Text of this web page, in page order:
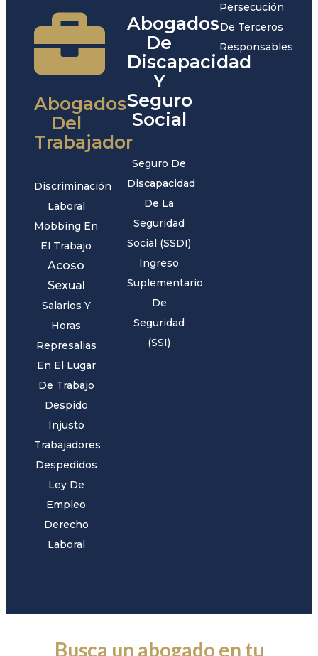
Abogados
Del
Trabajador
Discriminación
Laboral
Mobbing En
El Trabajo
Acoso
Sexual
Salarios Y
Horas
Represalias
En El Lugar
De Trabajo
Despido
Injusto
Trabajadores
Despedidos
Ley De
Empleo
Derecho
Laboral
Abogados
De
Discapacidad
Y
Seguro
Social
Seguro De
Discapacidad
De La
Seguridad
Social (SSDI)
Ingreso
Suplementario
De
Seguridad
(SSI)
Persecución
De Terceros
Responsables
Busca un abogado en tu